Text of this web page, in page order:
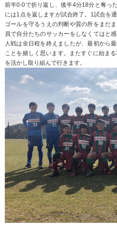
前半0-0で折り返し、後半4分18分と奪っ
には1点を返しますが試合終了。1試合を
ゴールを守るうえの判断や質の所をまだ
員で自分たちのサッカーをしなくてはと
人戦は全日程を終えましたが、最初から
ことを嬉しく思います。またすぐに始ま
を活かし取り組んで行きます。